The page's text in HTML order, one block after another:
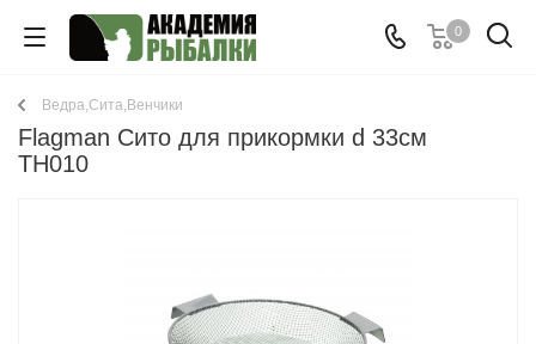
0
Ведра,Сита,Венчики
Flagman Сито для прикормки d 33см
TH010